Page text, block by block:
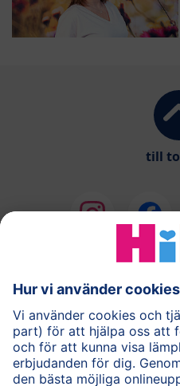
till
Frågor & Svar
Användarvillkor
Cookie policy
Om